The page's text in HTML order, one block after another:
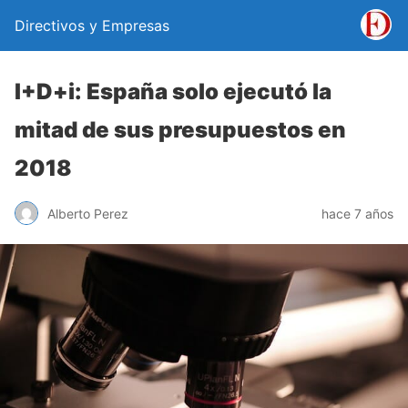
Directivos y Empresas
I+D+i: España solo ejecutó la
mitad de sus presupuestos en
2018
Alberto Perez hace 7 años